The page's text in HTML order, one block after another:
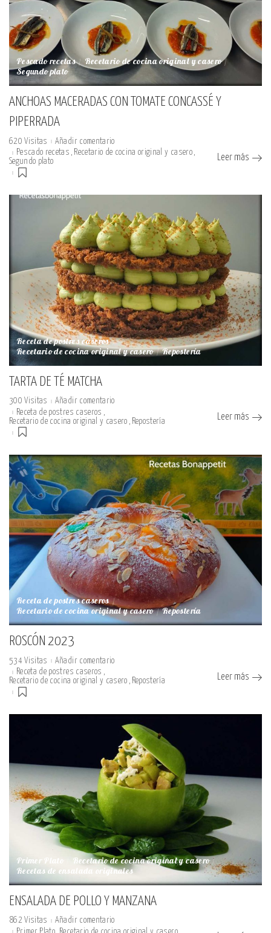
Pescado recetas Recetario de cocina original y casero
Segundo plato
ANCHOAS MACERADAS CON TOMATE CONCASSÉ Y
PIPERRADA
620 Visitas
Añadir comentario
Pescado recetas
Recetario de cocina original y casero
Segundo plato
Leer más
Receta de postres caseros
Recetario de cocina original y casero Repostería
TARTA DE TÉ MATCHA
300 Visitas
Añadir comentario
Receta de postres caseros
Recetario de cocina original y casero
Repostería Leer más
Receta de postres caseros
Recetario de cocina original y casero Repostería
ROSCÓN 2023
534 Visitas
Añadir comentario
Receta de postres caseros
Recetario de cocina original y casero
Repostería Leer más
Primer Plato Recetario de cocina original y casero
Recetas de ensalada originales
ENSALADA DE POLLO Y MANZANA
862 Visitas
Añadir comentario